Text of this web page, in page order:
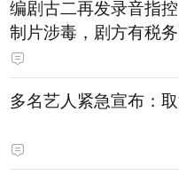
编剧古二再发录音指
制片涉毒，剧方有税
中王家卫称“一点够了
出事”
多名艺人紧急宣布：取